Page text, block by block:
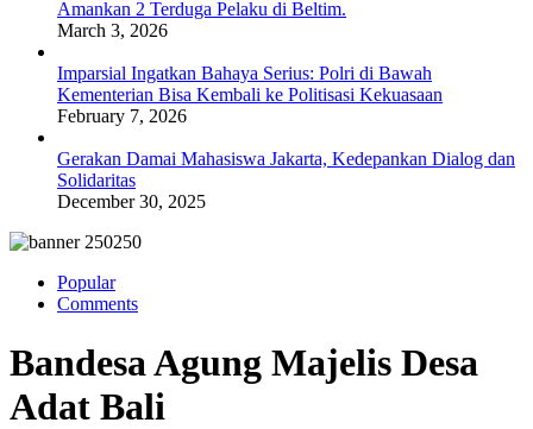
Amankan 2 Terduga Pelaku di Beltim.
March 3, 2026
Imparsial Ingatkan Bahaya Serius: Polri di Bawah
Kementerian Bisa Kembali ke Politisasi Kekuasaan
February 7, 2026
Gerakan Damai Mahasiswa Jakarta, Kedepankan Dialog dan
Solidaritas
December 30, 2025
Popular
Comments
Bandesa Agung Majelis Desa
Adat Bali